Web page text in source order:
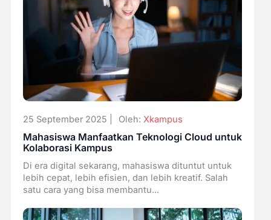
25 September 2025 | Oleh: Xkampus
Mahasiswa Manfaatkan Teknologi Cloud untuk
Kolaborasi Kampus
Di era digital sekarang, mahasiswa dituntut untuk
lebih cepat, lebih efisien, dan lebih kreatif. Salah
satu cara yang bisa membantu...